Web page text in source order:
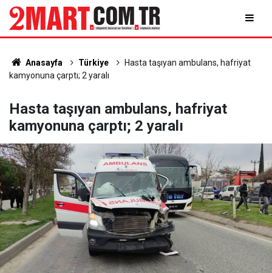
Anasayfa Türkiye
Hasta taşıyan ambulans, hafriyat
kamyonuna çarptı; 2 yaralı
Hasta taşıyan ambulans, hafriyat
kamyonuna çarptı; 2 yaralı